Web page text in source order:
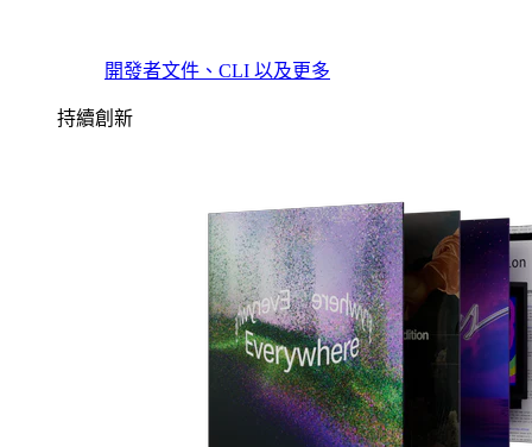
開發者文件、CLI 以及更多
持續創新